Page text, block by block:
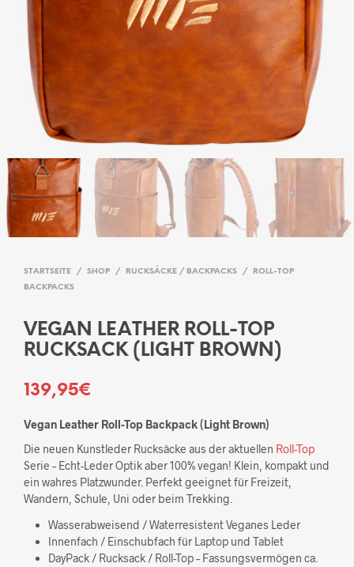
STARTSEITE / SHOP / RUCKSÄCKE / BACKPACKS /
ROLL-TOP
BACKPACKS
VEGAN LEATHER ROLL-TOP
RUCKSACK (LIGHT BROWN)
139,95€
Vegan Leather Roll-Top Backpack (Light Brown)
Die neuen Kunstleder Rucksäcke aus der aktuellen Roll-Top
Serie – Echt-Leder Optik aber 100% vegan! Klein, kompakt und
ein wahres Platzwunder. Perfekt geeignet für Freizeit,
Wandern, Schule, Uni oder beim Trekking.
Wasserabweisend / Waterresistent Veganes Leder
Innenfach / Einschubfach für Laptop und Tablet
DayPack / Rucksack / Roll-Top – Fassungsvermögen ca.